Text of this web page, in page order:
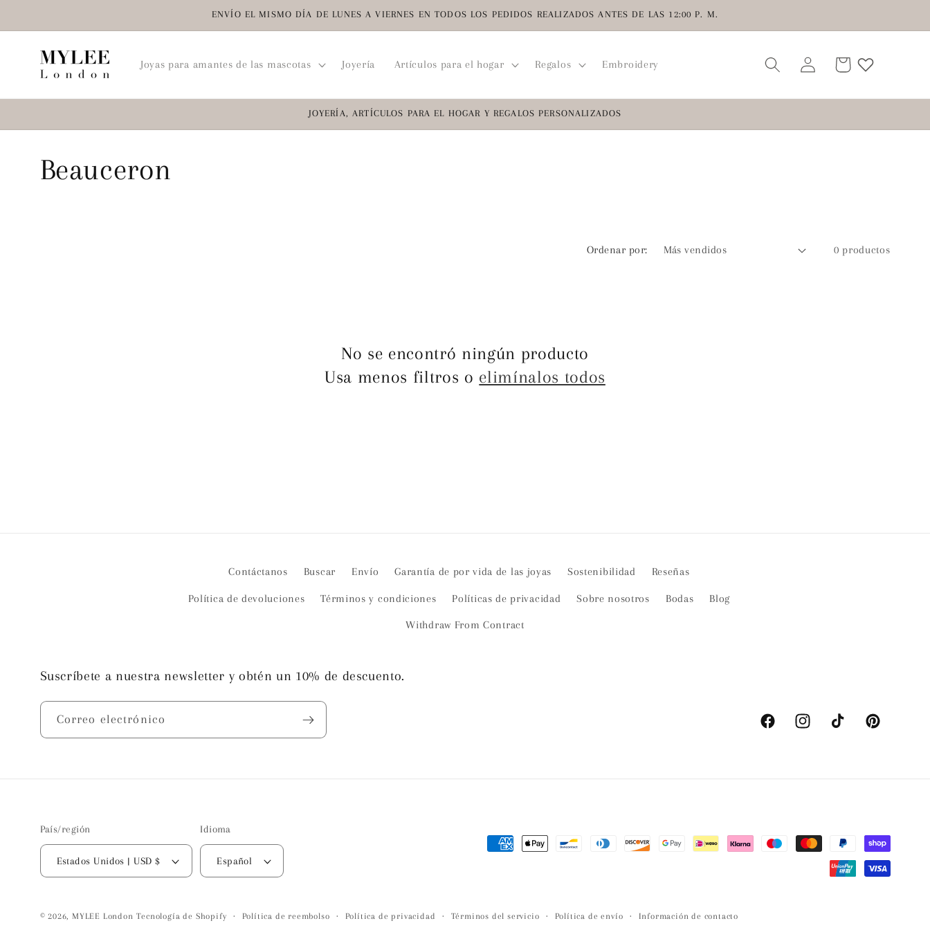
al contenido
ENVÍO EL MISMO DÍA DE LUNES A VIERNES EN TODOS LOS PEDIDOS REALIZADOS ANTES DE LAS 12:00 P. M.
Joyas para amantes de las mascotas Joyería Artículos para el hogar Regalos Embroidery
Iniciar
sesión
Carrito
JOYERÍA, ARTÍCULOS PARA EL HOGAR Y REGALOS PERSONALIZADOS
C
Beauceron
Ordenar por: 0 productos
No se encontró ningún producto
Usa menos filtros o elimínalos todos
Contáctanos Buscar Envío Garantía de por vida de las joyas Sostenibilidad Reseñas
Política de devoluciones Términos y condiciones Políticas de privacidad Sobre nosotros Bodas Blog
Withdraw From Contract
Suscríbete a nuestra newsletter y obtén un 10% de descuento.
Correo electrónico
FacebookInstagramTikTok Pinterest
País/región
Estados Unidos | USD $
Idioma
Español
Formas
© 2026, MYLEE London Tecnología de Shopify Política de reembolso Política de privacidad Términos del servicio Política de envío Información de contacto